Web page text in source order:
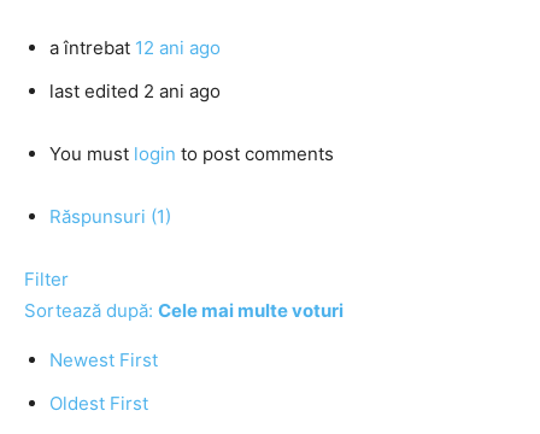
a întrebat 12 ani ago
last edited 2 ani ago
You must login to post comments
Răspunsuri (1)
Filter
Sortează după: Cele mai multe voturi
Newest First
Oldest First